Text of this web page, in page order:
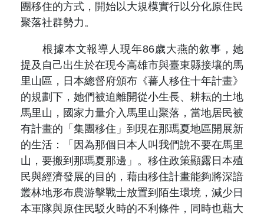
團移住的方式，開始以大規模實行以分化原住民
聚落社群勢力。
根據本文報導人現年86歲大燕的敘事，她
提及自己出生於在現今高雄市與臺東縣接壤的馬
里山區，日本總督府頒布《蕃人移住十年計畫》
的規劃下，她們被迫離開從小生長、耕耘的土地
馬里山，國家力量介入馬里山聚落，當地居民被
有計畫的「集團移住」到現在那瑪夏地區開展新
的生活：「 因為那個日本人叫我們說不要在馬里
山，要搬到那瑪夏那邊 」。移住政策顯露日本殖
民與經濟發展的目的，藉由移住計畫能夠將深諳
叢林地形布農游擊戰士放置到陌生環境，減少日
本軍隊與原住民駁火時的不利條件，同時也藉大